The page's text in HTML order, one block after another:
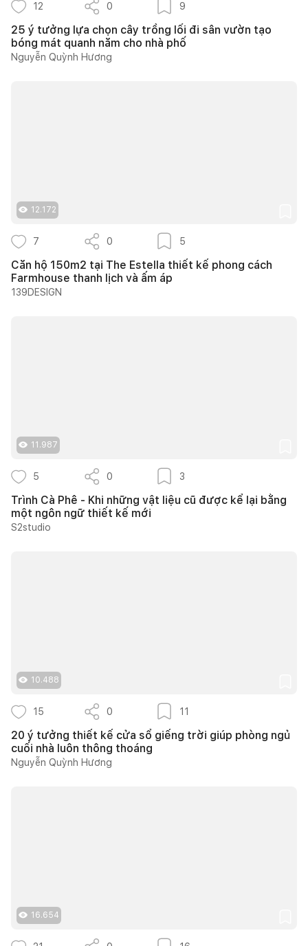
12 0 9
25 ý tưởng lựa chọn cây trồng lối đi sân vườn tạo
bóng mát quanh năm cho nhà phố
Nguyễn Quỳnh Hương
12.172
7 0 5
Căn hộ 150m2 tại The Estella thiết kế phong cách
Farmhouse thanh lịch và ấm áp
139DESIGN
11.987
5 0 3
Trình Cà Phê - Khi những vật liệu cũ được kể lại bằng
một ngôn ngữ thiết kế mới
S2studio
10.488
15 0 11
20 ý tưởng thiết kế cửa sổ giếng trời giúp phòng ngủ
cuối nhà luôn thông thoáng
Nguyễn Quỳnh Hương
16.654